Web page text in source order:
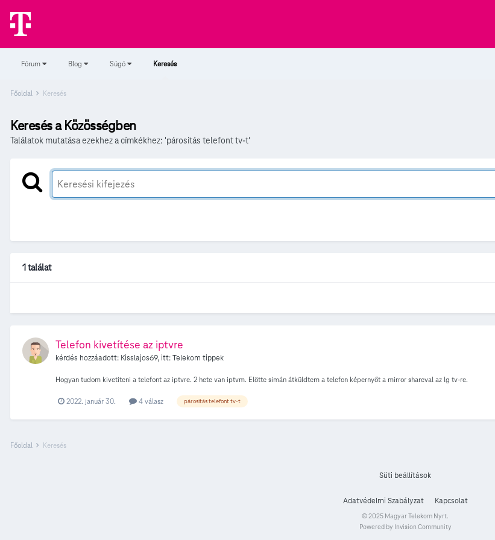
Fórum Blog Súgó Keresés
Főoldal Keresés
Keresés a Közösségben
Találatok mutatása ezekhez a címkékhez: 'párositás telefont tv-t'
1 találat
Telefon kivetítése az iptvre
kérdés hozzáadott: Kisslajos69, itt:Telekom tippek
Hogyan tudom kivetiteni a telefont az iptvre. 2 hete van iptvm. Elötte simán átküldtem a telefon képernyőt a mirror shareval az lg tv-re.
2022. január 30. 4 válasz párositás telefont tv-t
Főoldal Keresés
Süti beállítások
Adatvédelmi Szabályzat Kapcsolat
© 2025 Magyar Telekom Nyrt.
Powered by Invision Community